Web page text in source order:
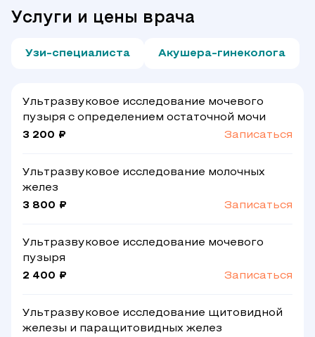
Услуги и цены врача
Узи-специалиста Акушера-гинеколога
Ультразвуковое исследование мочевого
пузыря с определением остаточной мочи
3 200 ₽
Записаться
Ультразвуковое исследование молочных
желез
3 800 ₽
Записаться
Ультразвуковое исследование мочевого
пузыря
2 400 ₽
Записаться
Ультразвуковое исследование щитовидной
железы и паращитовидных желез